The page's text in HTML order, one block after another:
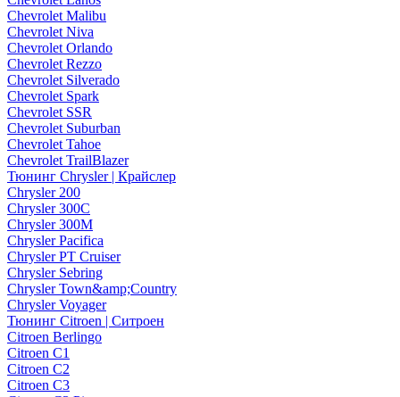
Chevrolet Malibu
Chevrolet Niva
Chevrolet Orlando
Chevrolet Rezzo
Chevrolet Silverado
Chevrolet Spark
Chevrolet SSR
Chevrolet Suburban
Chevrolet Tahoe
Chevrolet TrailBlazer
Тюнинг Chrysler | Крайслер
Chrysler 200
Chrysler 300C
Chrysler 300M
Chrysler Pacifica
Chrysler PT Cruiser
Chrysler Sebring
Chrysler Town&amp;Country
Chrysler Voyager
Тюнинг Citroen | Ситроен
Citroen Berlingo
Citroen C1
Citroen C2
Citroen C3